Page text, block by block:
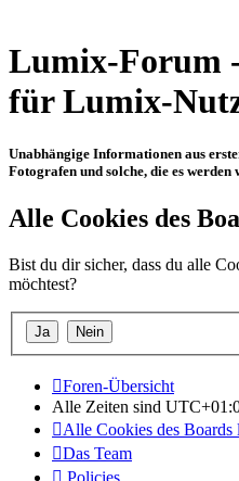
Lumix-Forum
für Lumix-
Unabhängige Informationen aus
Fotografen und solche, die es werden
Alle Cookies des
Bist du dir sicher, dass du alle
möchtest?
Foren-Übersicht
Alle Zeiten sind
Alle Cookies des Boards
Das Team
Policies